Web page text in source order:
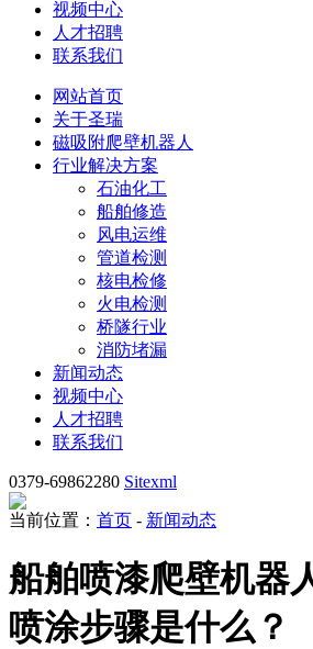
视频中心
人才招聘
联系我们
网站首页
关于圣瑞
磁吸附爬壁机器人
行业解决方案
石油化工
船舶修造
风电运维
管道检测
核电检修
火电检测
桥隧行业
消防堵漏
新闻动态
视频中心
人才招聘
联系我们
0379-69862280 Sitexml
当前位置： 首页 - 新闻动态
船舶喷漆爬壁机器
喷涂步骤是什么？